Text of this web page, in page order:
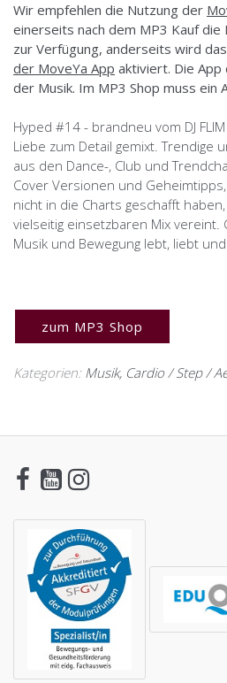
Wir empfehlen die Nutzung der
einerseits nach dem MP3 Kauf die
zur Verfügung, anderseits wird
der MoveYa App aktiviert. Die App
der Musik. Im MP3 Shop muss ein
Hyped #14 - brandneu vom DJ
Liebe zum Detail gemixt. Trendige
aus den Dance-, Club und
Cover Versionen und
nicht in die Charts geschafft
vielseitig einsetzbaren Mix vereint.
Musik und Bewegung lebt, liebt
zum MP3 Shop
Kategorien: Musik, Cardio / Step /